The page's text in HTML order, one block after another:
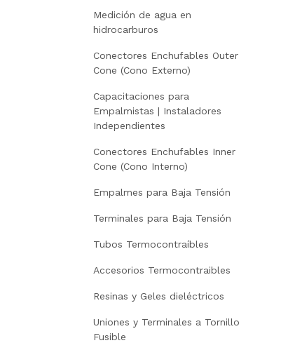
Medición de agua en
hidrocarburos
Conectores Enchufables Outer
Cone (Cono Externo)
Capacitaciones para
Empalmistas | Instaladores
Independientes
Conectores Enchufables Inner
Cone (Cono Interno)
Empalmes para Baja Tensión
Terminales para Baja Tensión
Tubos Termocontraíbles
Accesorios Termocontraibles
Resinas y Geles dieléctricos
Uniones y Terminales a Tornillo
Fusible